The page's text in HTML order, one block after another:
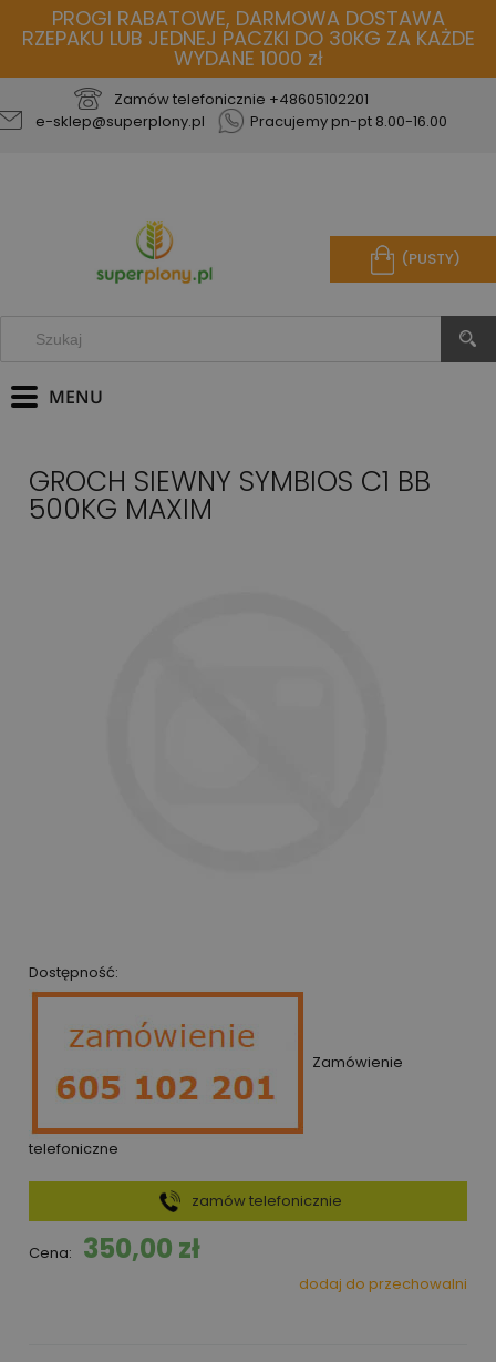
PROGI RABATOWE, DARMOWA DOSTAWA
RZEPAKU LUB JEDNEJ PACZKI DO 30KG ZA KAŻDE
WYDANE 1000 zł
Zamów telefonicznie +48605102201
e-sklep@superplony.pl
Pracujemy pn-pt 8.00-16.00
(PUSTY)
GROCH SIEWNY SYMBIOS C1 BB
500KG MAXIM
Dostępność:
Zamówienie
telefoniczne
Cena: 350,00 zł
zamów telefonicznie
dodaj do przechowalni